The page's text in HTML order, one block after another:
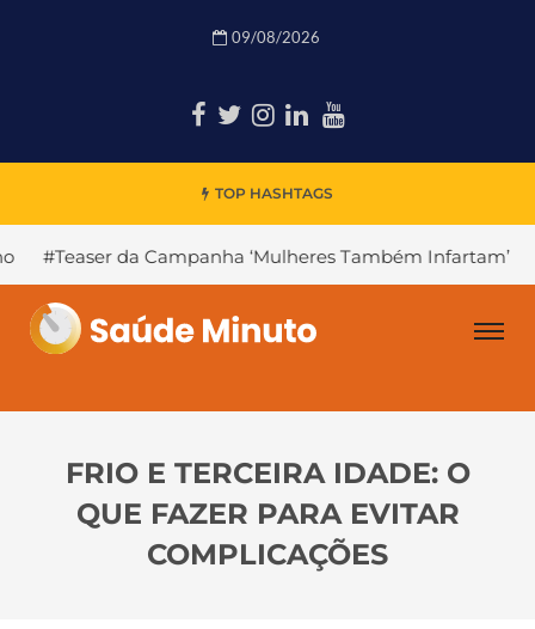
09/08/2026
TOP HASHTAGS
Campanha ‘Mulheres Também Infartam’ #Declínio
FRIO E TERCEIRA IDADE: O
QUE FAZER PARA EVITAR
COMPLICAÇÕES